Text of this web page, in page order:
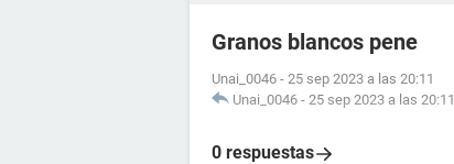
Granos blancos pene
Unai_0046 - 25 sep 2023 a las 20:11
Unai_0046 - 25 sep 2023 a las 20:11
0 respuestas